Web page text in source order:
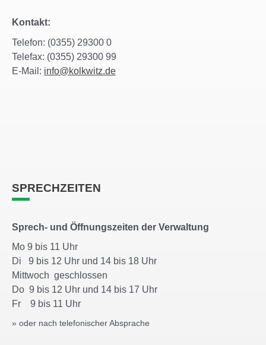
Kontakt:
Telefon: (0355) 29300 0
Telefax: (0355) 29300 99
E-Mail: info@kolkwitz.de
SPRECHZEITEN
Sprech- und Öffnungszeiten der Verwaltung
Mo 9 bis 11 Uhr
Di 9 bis 12 Uhr und 14 bis 18 Uhr
Mittwoch geschlossen
Do 9 bis 12 Uhr und 14 bis 17 Uhr
Fr 9 bis 11 Uhr
» oder nach telefonischer Absprache